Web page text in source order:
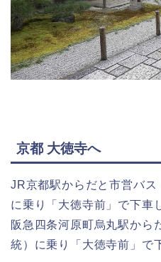
京都 大徳寺へ
JR京都駅からだと市営バス
に乗り「大徳寺前」で下車
阪急四条河原町烏丸駅から
統）に乗り「大徳寺前」で